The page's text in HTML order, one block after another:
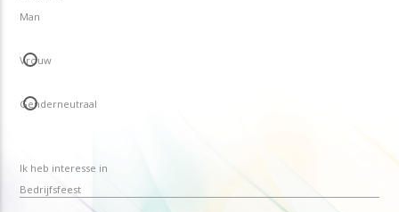
Man
Vrouw
Genderneutraal
Ik heb interesse in